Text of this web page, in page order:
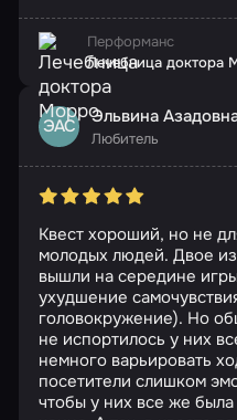
Перформанс
Лечебница доктора
ЭАС Эльвина
Любитель
Квест хороший, но не
молодых людей. Двое
вышли на середине
ухудшение
головокружение). Но
не испортилось у них
немного варьировать
посетители слишком
чтобы у них все же